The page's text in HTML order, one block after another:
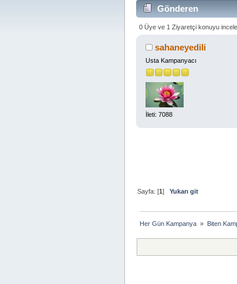
Gönderen
0 Üye ve 1 Ziyaretçi konuyu
sahaneyedili
Usta Kampanyacı
İleti: 7088
Sayfa: [1]Yukarı git
Her Gün Kampanya » Biten